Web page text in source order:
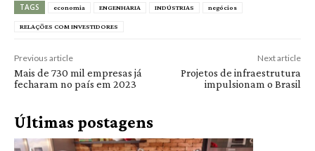
TAGS economia ENGENHARIA INDÚSTRIAS negócios
RELAÇÕES COM INVESTIDORES
Previous article
Mais de 730 mil empresas já
fecharam no país em 2023
Next article
Projetos de infraestrutura
impulsionam o Brasil
Últimas postagens